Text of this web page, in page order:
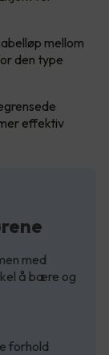
mellom
den type
effektiv
med
å bære og
forhold